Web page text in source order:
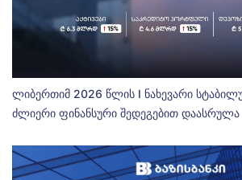
ლიბერთიმ 2026 წლის I ნახევარი
ძლიერი ფინანსური შედეგებით დაასრულა